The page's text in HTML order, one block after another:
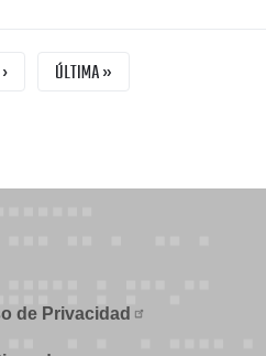
ÚLTIMA
ÚLTIMA »
de Privacidad